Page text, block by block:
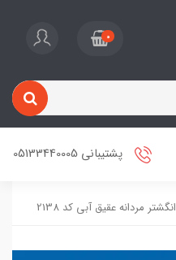
0
پشتیبانی 05133440005
انگشتر مردانه عقیق آبی کد 2138